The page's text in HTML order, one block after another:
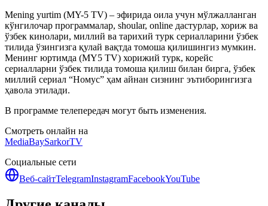
Mening yurtim (MY-5 TV) – эфирида оила учун мўлжалланган
кўнгилочар программалар, shoular, online дастурлар, хориж ва
ўзбек кинолари, миллий ва тарихий турк сериалларини ўзбек
тилида ўзингизга қулай вақтда томоша қилишингиз мумкин.
Менинг юртимда (MY5 TV) хорижий турк, корейс
сериалларни ўзбек тилида томоша қилиш билан бирга, ўзбек
миллий сериал “Номус” ҳам айнан сизнинг эътиборингизга
ҳавола этилади.
В программе телепередач могут быть изменения.
Смотреть онлайн на
MediaBaySarkorTV
Социальные сети
Веб-сайтTelegramInstagramFacebookYouTube